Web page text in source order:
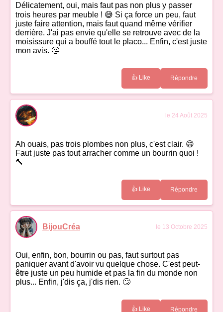
Délicatement, oui, mais faut pas non plus y passer
trois heures par meuble ! 😅 Si ça force un peu, faut
juste faire attention, mais faut quand même vérifier
derrière. J'ai pas envie qu'elle se retrouve avec de la
moisissure qui a bouffé tout le placo... Enfin, c'est juste
mon avis. 🤔
👍 Like Répondre
le 24 Août 2025
Ah ouais, pas trois plombes non plus, c'est clair. 😄
Faut juste pas tout arracher comme un bourrin quoi !
🔨
👍 Like Répondre
BijouCréa le 13 Octobre 2025
Oui, enfin, bon, bourrin ou pas, faut surtout pas
paniquer avant d'avoir vu quelque chose. C'est peut-
être juste un peu humide et pas la fin du monde non
plus... Enfin, j'dis ça, j'dis rien. 🙄
👍 Like Répondre